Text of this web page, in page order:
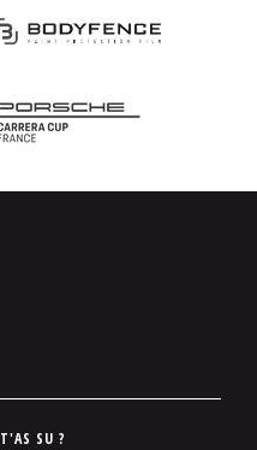
T'AS SU ?